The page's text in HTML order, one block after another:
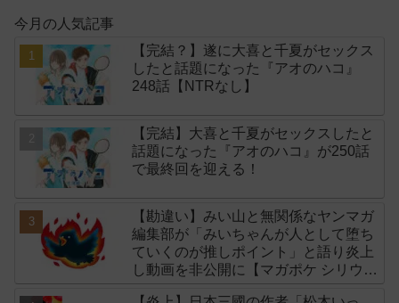
今月の人気記事
【完結？】遂に大喜と千夏がセックス
したと話題になった『アオのハコ』
248話【NTRなし】
【完結】大喜と千夏がセックスしたと
話題になった『アオのハコ』が250話
で最終回を迎える！
【勘違い】みい山と無関係なヤンマガ
編集部が「みいちゃんが人として堕ち
ていくのが推しポイント」と語り炎上
し動画を非公開に【マガポケ シリウ